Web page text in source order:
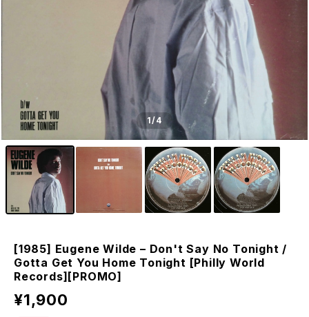
1/4
[1985] Eugene Wilde – Don't Say No Tonight /
Gotta Get You Home Tonight [Philly World
Records][PROMO]
¥1,900